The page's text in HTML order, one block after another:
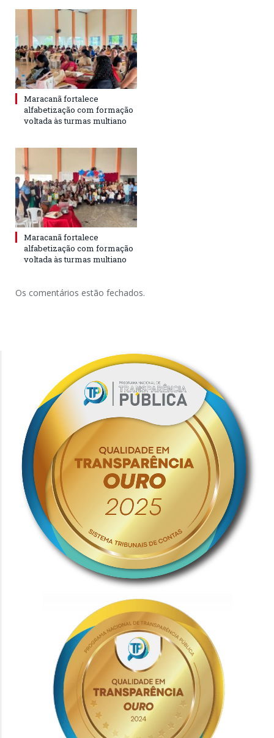
Maracanã fortalece
alfabetização com formação
voltada às turmas multiano
Maracanã fortalece
alfabetização com formação
voltada às turmas multiano
Os comentários estão fechados.